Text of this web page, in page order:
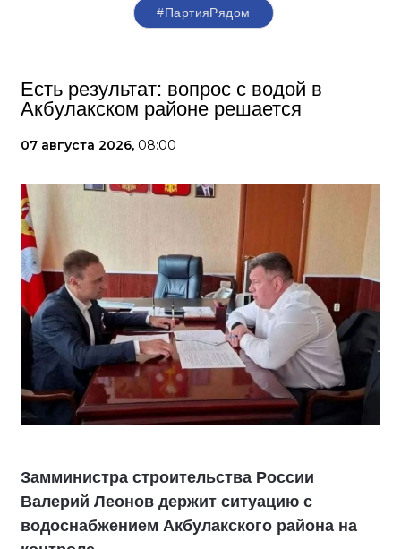
#ПартияРядом
Есть результат: вопрос с водой в
Акбулакском районе решается
07 августа 2026, 08:00
Замминистра строительства России
Валерий Леонов держит ситуацию с
водоснабжением Акбулакского района на